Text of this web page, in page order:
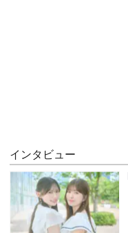
インタビュー